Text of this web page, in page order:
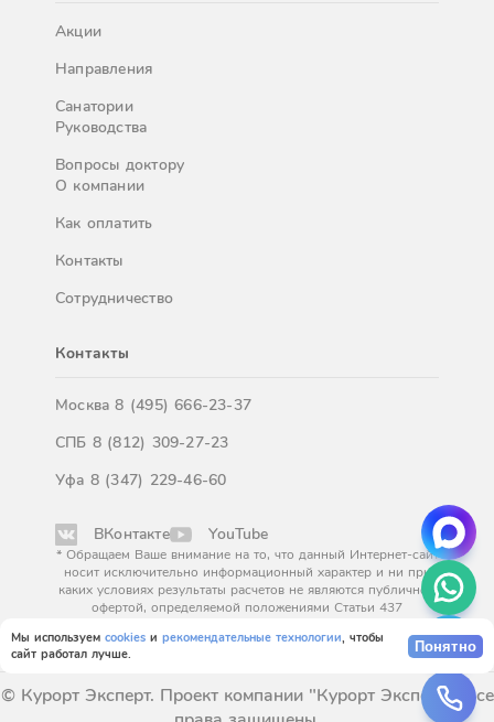
Мы используем cookies и рекомендательные технологии, чтобы
сайт работал лучше.
Понятно
Акции
Направления
Санатории
Руководства
Вопросы доктору
О компании
Как оплатить
Контакты
Сотрудничество
Контакты
Москва8 (495) 666-23-37
СПБ 8 (812) 309-27-23
Уфа 8 (347) 229-46-60
ВКонтакте YouTube
* Обращаем Ваше внимание на то, что данный Интернет-сайт
носит исключительно информационный характер и ни при
каких условиях результаты расчетов не являются публичной
офертой, определяемой положениями Статьи 437
окончательным расчетом обращайтесь к нашим менеджерам.
© Курорт Эксперт. Проект компании "Курорт Эксперт". Все